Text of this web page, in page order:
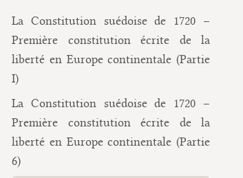
La Constitution suédoise de 1720 –
Première constitution écrite de la
liberté en Europe continentale (Partie
I)
La Constitution suédoise de 1720 –
Première constitution écrite de la
liberté en Europe continentale (Partie
6)